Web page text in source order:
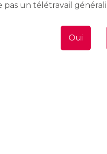
pas un télétravail
Oui